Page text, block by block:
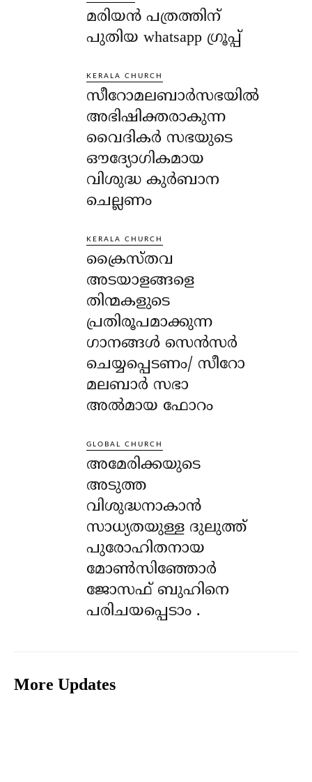
മരിയൻ പത്രത്തിന്
പുതിയ whatsapp ഗ്രൂപ്പ്
KERALA CHURCH
സീറോമലബാർസഭയിൽ
അഭിഷിക്തരാകുന്ന
വൈദികർ സഭയുടെ
ഔദ്യോഗികമായ
വിശുദ്ധ കുർബാന
ചെല്ലണം
KERALA CHURCH
ക്രൈസ്തവ
അടയാളങ്ങളെ
തിന്മകളുടെ
പ്രതിരൂപമാക്കുന്ന
ഗാനങ്ങൾ സെൻസർ
ചെയ്യപ്പെടണം/ സീറോ
മലബാർ സഭാ
അൽമായ ഫോറം
GLOBAL CHURCH
അമേരിക്കയുടെ
അടുത്ത
വിശുദ്ധനാകാൻ
സാധ്യതയുള്ള ദുലുത്ത്
പുരോഹിതനായ
മോൺസിഞ്ഞോർ
ജോസഫ് ബുഹിനെ
പരിചയപ്പെടാം .
More Updates